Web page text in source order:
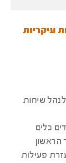
עיקריות
שיחות
כלים
הראשון
פעילות